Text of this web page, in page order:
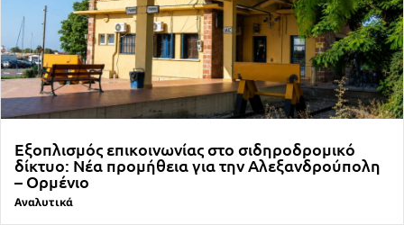
Εξοπλισμός επικοινωνίας στο σιδηροδρομικό
δίκτυο: Νέα προμήθεια για την Αλεξανδρούπολη
– Ορμένιο
Αναλυτικά